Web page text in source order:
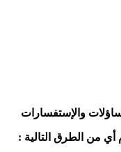
والإستفسارات
أي من الطرق التالية :